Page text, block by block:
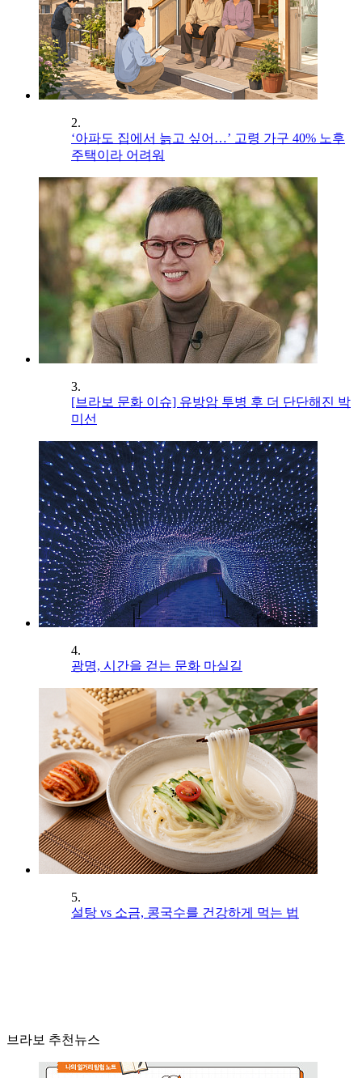
2.
‘아파도 집에서 늙고 싶어…’ 고령 가구 40% 노후
주택이라 어려워
3.
[브라보 문화 이슈] 유방암 투병 후 더 단단해진 박
미선
4.
광명, 시간을 걷는 문화 마실길
5.
설탕 vs 소금, 콩국수를 건강하게 먹는 법
브라보 추천뉴스